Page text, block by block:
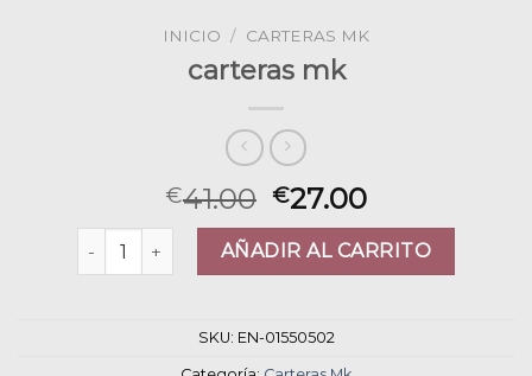
INICIO / CARTERAS MK
carteras mk
€41.00 €27.00
carteras mk cantidadAÑADIR AL CARRITO
SKU: EN-01550502